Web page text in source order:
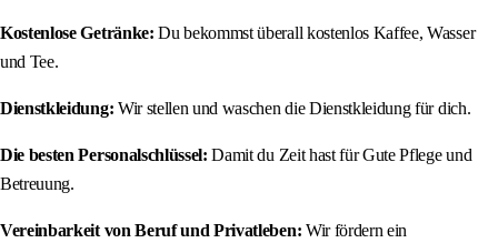
Kostenlose Getränke: Du bekommst überall kostenlos Kaffee, Wasser
und Tee.
Dienstkleidung: Wir stellen und waschen die Dienstkleidung für dich.
Die besten Personalschlüssel: Damit du Zeit hast für Gute Pflege und
Betreuung.
Vereinbarkeit von Beruf und Privatleben: Wir fördern ein